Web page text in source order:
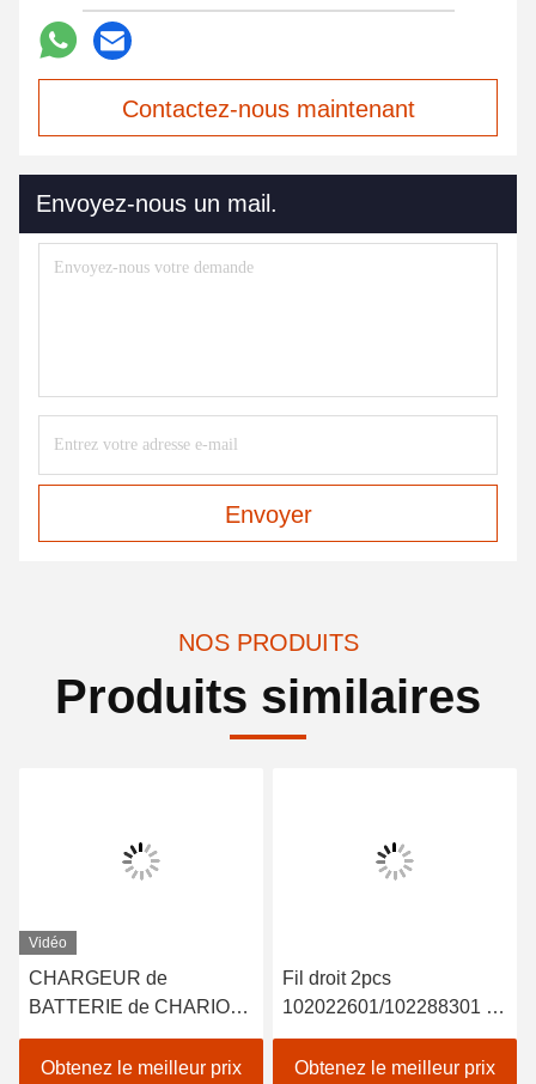
Contactez-nous maintenant
Envoyez-nous un mail.
Envoyer
NOS PRODUITS
Produits similaires
Vidéo
CHARGEUR de
BATTERIE de CHARIOT
de GOLF de 48V 15A
POUR la COURONNE
Obtenez le meilleur prix
Fil droit 2pcs
102022601/102288301 de
Rod End 2004-UP de lien
de DS de voiture de club
Obtenez le meilleur prix